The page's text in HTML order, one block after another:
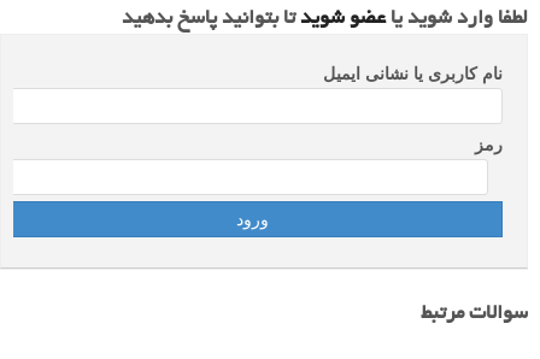
لطفا وارد شوید یاعضو شویدتا بتوانید پاسخ بدهید
نام کاربری یا نشانی ایمیل
رمز
سوالات مرتبط